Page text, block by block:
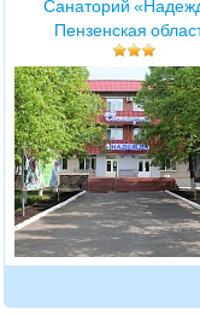
Светлана
Санаторий
Пензенская